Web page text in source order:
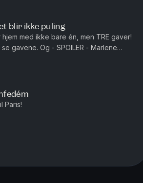
blir ikke puling
med ikke bare én, men TRE gaver!
- Marlene
Paris!